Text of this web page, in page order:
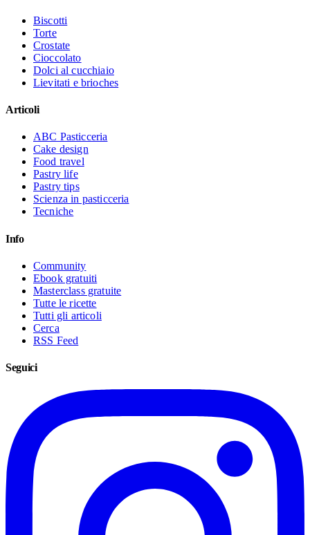
Biscotti
Torte
Crostate
Cioccolato
Dolci al cucchiaio
Lievitati e brioches
Articoli
ABC Pasticceria
Cake design
Food travel
Pastry life
Pastry tips
Scienza in pasticceria
Tecniche
Info
Community
Ebook gratuiti
Masterclass gratuite
Tutte le ricette
Tutti gli articoli
Cerca
RSS Feed
Seguici